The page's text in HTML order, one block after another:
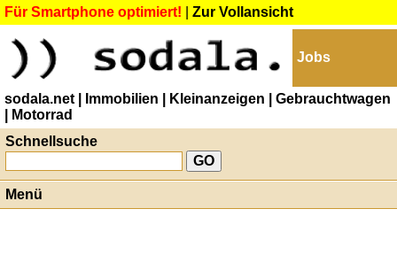
Für Smartphone optimiert! Zur Vollansicht
Jobs
sodala.net | Immobilien | Kleinanzeigen
| Gebrauchtwagen
| Motorrad
Schnellsuche
Menü